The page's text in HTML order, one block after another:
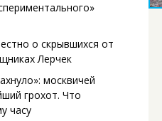
о скрывшихся от
Лерчек
москвичей
грохот. Что
часу